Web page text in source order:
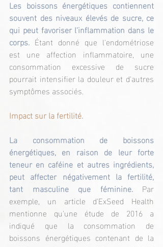
Les boissons énergétiques contiennent
souvent des niveaux élevés de sucre, ce
qui peut favoriser l'inflammation dans le
corps. Étant donné que l'endométriose
est une affection inflammatoire, une
consommation excessive de sucre
pourrait intensifier la douleur et d'autres
symptômes associés.
Impact sur la fertilité.
La consommation de boissons
énergétiques, en raison de leur forte
teneur en caféine et autres ingrédients,
peut affecter négativement la fertilité,
tant masculine que féminine. Par
exemple, un article d'ExSeed Health
mentionne qu'une étude de 2016 a
indiqué que la consommation de
boissons énergétiques contenant de la